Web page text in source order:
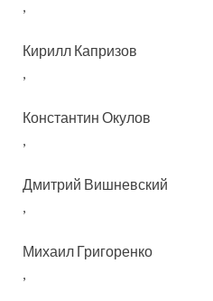
Кирилл Капризов
Константин Окулов
Дмитрий Вишневский
Михаил Григоренко